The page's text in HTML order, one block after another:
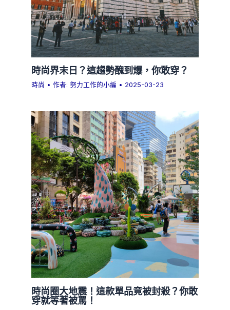
時尚界末日？這趨勢醜到爆，你敢穿？
時尚 • 作者:努力工作的小編 • 2025-03-23
時尚圈大地震！這款單品竟被封殺？你敢
穿就等著被罵！